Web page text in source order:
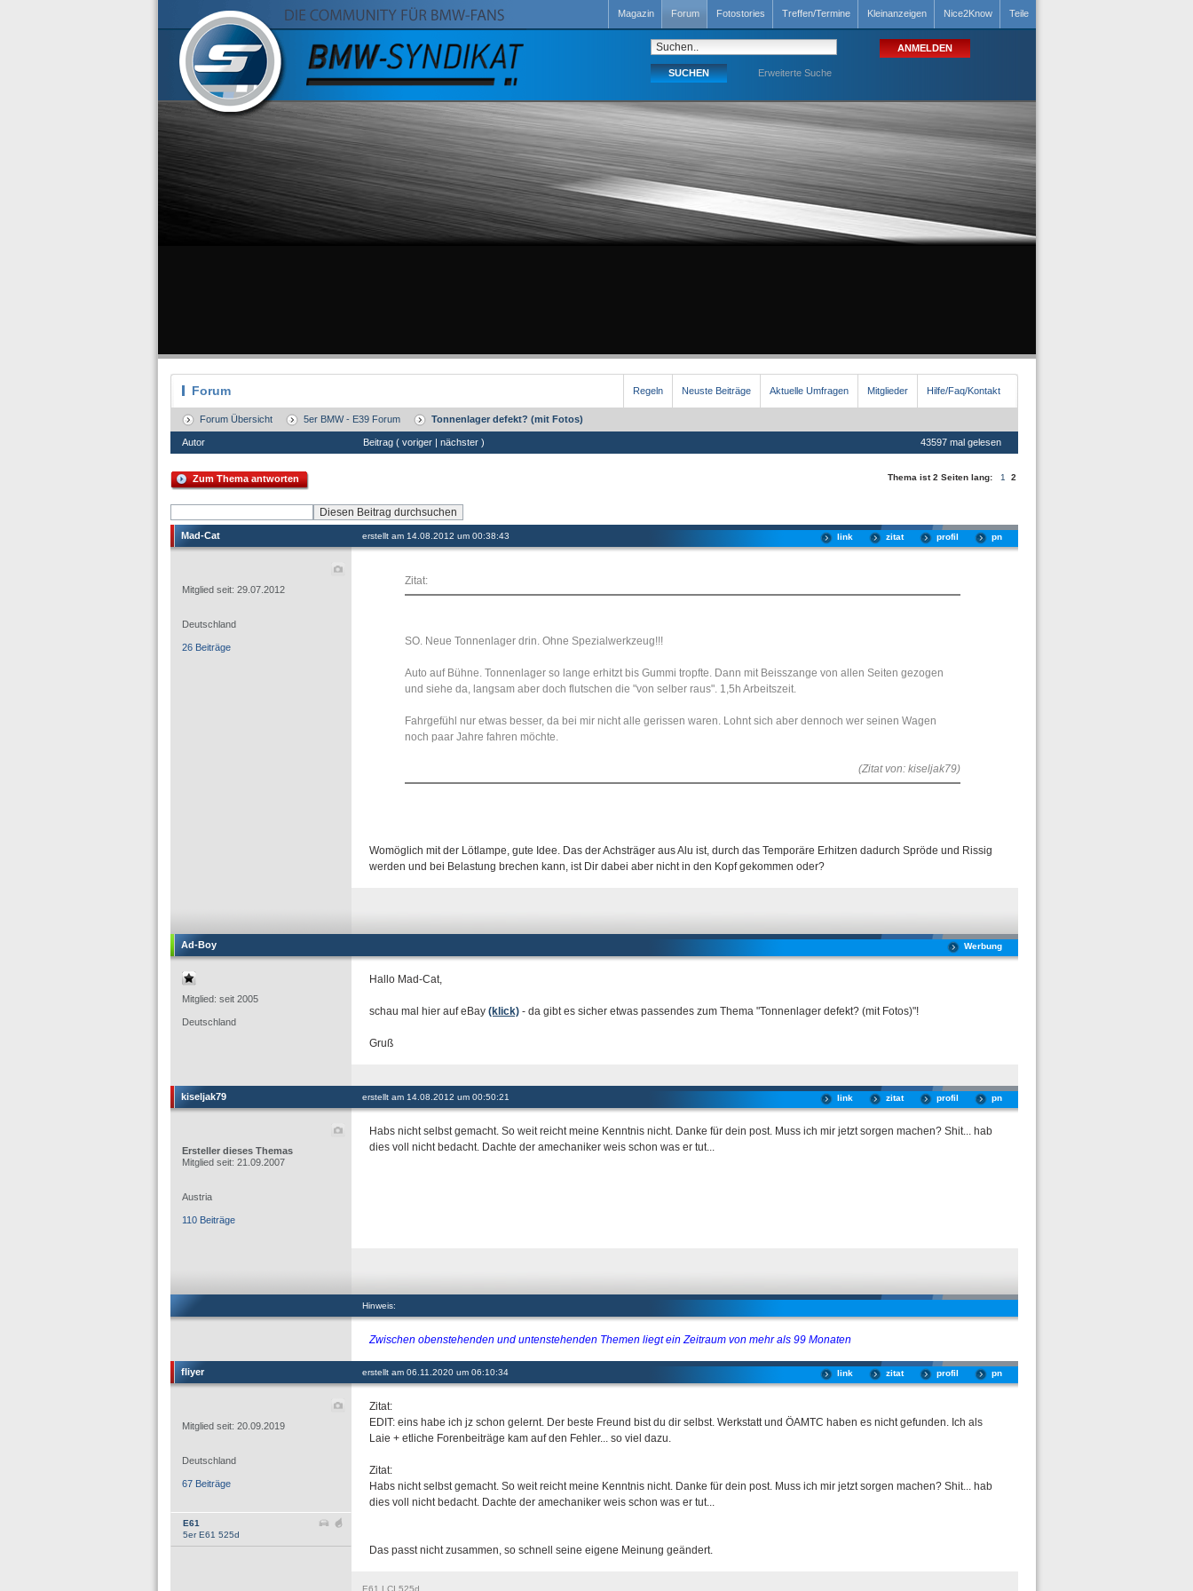
Magazin Forum Fotostories Treffen/Termine Kleinanzeigen Nice2Know Teile
Erweiterte Suche
Forum Regeln Neuste Beiträge Aktuelle Umfragen Mitglieder Hilfe/Faq/Kontakt
Forum Übersicht 5er BMW - E39 Forum Tonnenlager defekt? (mit Fotos)
Autor Beitrag ( voriger | nächster ) 43597 mal gelesen
Zum Thema antworten Thema ist 2 Seiten lang: 1 2
Mad-Cat erstellt am 14.08.2012 um 00:38:43 pn
profil
zitat
link
Mitglied seit: 29.07.2012
Deutschland
26 Beiträge
Zitat:
SO. Neue Tonnenlager drin. Ohne Spezialwerkzeug!!!
Auto auf Bühne. Tonnenlager so lange erhitzt bis Gummi tropfte. Dann mit Beisszange von allen Seiten gezogen
und siehe da, langsam aber doch flutschen die "von selber raus". 1,5h Arbeitszeit.
Fahrgefühl nur etwas besser, da bei mir nicht alle gerissen waren. Lohnt sich aber dennoch wer seinen Wagen
noch paar Jahre fahren möchte.
(Zitat von: kiseljak79)
Womöglich mit der Lötlampe, gute Idee. Das der Achsträger aus Alu ist, durch das Temporäre Erhitzen dadurch Spröde und Rissig
werden und bei Belastung brechen kann, ist Dir dabei aber nicht in den Kopf gekommen oder?
Ad-Boy Werbung
Mitglied: seit 2005
Deutschland
Hallo Mad-Cat,
schau mal hier auf eBay (klick) - da gibt es sicher etwas passendes zum Thema "Tonnenlager defekt? (mit Fotos)"!
Gruß
kiseljak79 erstellt am 14.08.2012 um 00:50:21 pn
profil
zitat
link
Ersteller dieses Themas
Mitglied seit: 21.09.2007
Austria
110 Beiträge
Habs nicht selbst gemacht. So weit reicht meine Kenntnis nicht. Danke für dein post. Muss ich mir jetzt sorgen machen? Shit... hab
dies voll nicht bedacht. Dachte der amechaniker weis schon was er tut...
Hinweis:
Zwischen obenstehenden und untenstehenden Themen liegt ein Zeitraum von mehr als 99 Monaten
fliyer erstellt am 06.11.2020 um 06:10:34 pn
profil
zitat
link
Mitglied seit: 20.09.2019
Deutschland
67 Beiträge
E61
5er E61 525d
Zitat:
EDIT: eins habe ich jz schon gelernt. Der beste Freund bist du dir selbst. Werkstatt und ÖAMTC haben es nicht gefunden. Ich als
Laie + etliche Forenbeiträge kam auf den Fehler... so viel dazu.
Zitat:
Habs nicht selbst gemacht. So weit reicht meine Kenntnis nicht. Danke für dein post. Muss ich mir jetzt sorgen machen? Shit... hab
dies voll nicht bedacht. Dachte der amechaniker weis schon was er tut...
Das passt nicht zusammen, so schnell seine eigene Meinung geändert.
E61 LCI 525d